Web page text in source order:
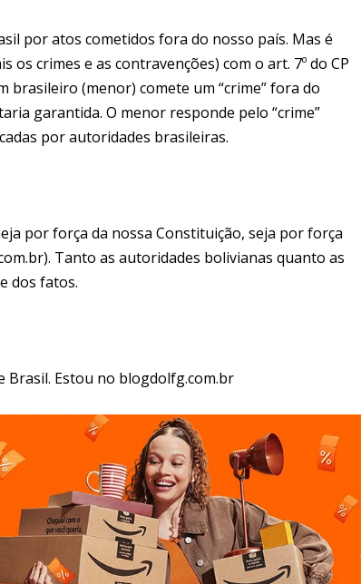
por atos cometidos fora do nosso país. Mas é
crimes e as contravenções) com o art. 7º do CP
(menor) comete um “crime” fora do
garantida. O menor responde pelo “crime”
por autoridades brasileiras.
por força da nossa Constituição, seja por força
Tanto as autoridades bolivianas quanto as
dos fatos.
Brasil. Estou no blogdolfg.com.br